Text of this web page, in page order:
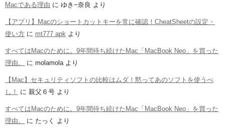
Macである理由 に ゆき−奈良 より
【アプリ】Macのショートカットキーを常に確認！CheatSheetの設定・
使い方 に mt777 apk より
すべてはMacのために。9年間待ち続けたMac「MacBook Neo」を買った
理由。
に molamola より
【Mac】セキュリティソフトの比較はムダ！黙ってあのソフトを使うべ
し！
に 親父６号 より
すべてはMacのために。9年間待ち続けたMac「MacBook Neo」を買った
理由。
に たっく より